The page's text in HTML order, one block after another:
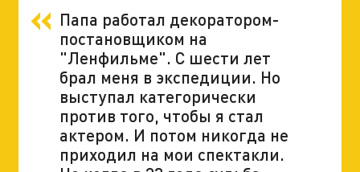
Папа работал декоратором-
постановщиком на
"Ленфильме". С шести лет
брал меня в экспедиции. Но
выступал категорически
против того, чтобы я стал
актером. И потом никогда не
приходил на мои спектакли.